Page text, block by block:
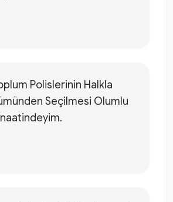
Polislerinin Halkla
Seçilmesi Olumlu